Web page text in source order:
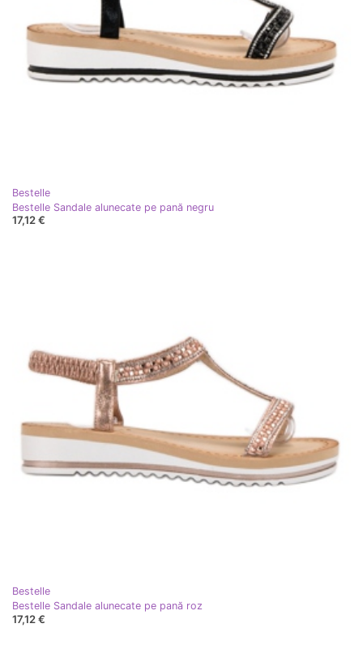
Bestelle
Bestelle Sandale alunecate pe pană negru
17,12 €
Bestelle
Bestelle Sandale alunecate pe pană roz
17,12 €